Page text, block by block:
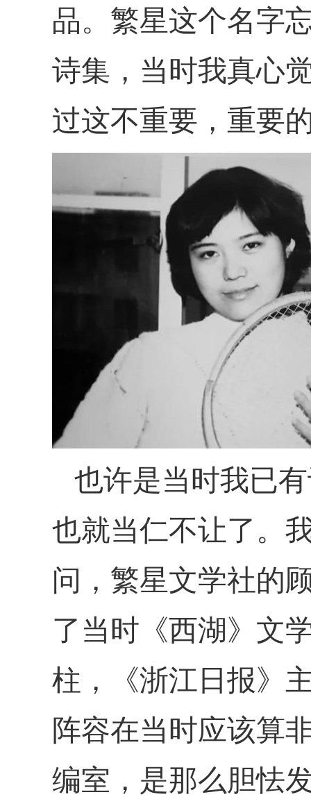
品。繁星这个名字
诗集，当时我真心
过这不重要，重要
也许是当时我已
也就当仁不让了。
问，繁星文学社的
了当时《西湖》文
柱，《浙江日报》
阵容在当时应该算
编室，是那么胆怯